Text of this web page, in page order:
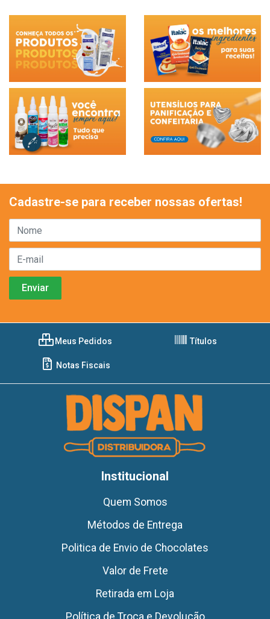
Cadastre-se para receber nossas ofertas!
Meus Pedidos Títulos
Notas Fiscais
Institucional
Quem Somos
Métodos de Entrega
Politica de Envio de Chocolates
Valor de Frete
Retirada em Loja